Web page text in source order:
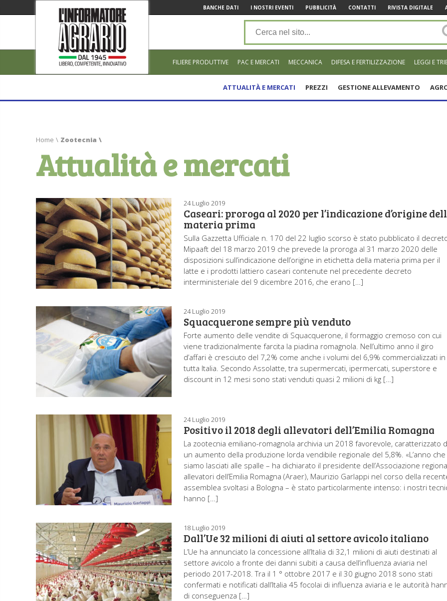
BANCHE DATI I NOSTRI EVENTI PUBBLICITÀ CONTATTI RIVISTA DIGITALE
FILIERE PRODUTTIVE PAC E MERCATI MECCANICA DIFESA E FERTILIZZAZIONE LEGGI E
ATTUALITÀ E MERCATI PREZZI GESTIONE ALLEVAMENTO
Home \ Zootecnia \
Attualità e mercati
24 Luglio 2019
Caseari: proroga al 2020 per l’indicazione d’origine
materia prima
Sulla Gazzetta Ufficiale n. 170 del 22 luglio scorso è stato pubblicato il
Mipaaft del 18 marzo 2019 che prevede la proroga al 31 marzo 2020 delle
disposizioni sull’indicazione dell’origine in etichetta della materia prima per il
latte e i prodotti lattiero caseari contenute nel precedente decreto
interministeriale del 9 dicembre 2016, che erano […]
24 Luglio 2019
Squacquerone sempre più venduto
Forte aumento delle vendite di Squacquerone, il formaggio cremoso con cui
viene tradizionalmente farcita la piadina romagnola. Nell’ultimo anno il giro
d’affari è cresciuto del 7,2% come anche i volumi del 6,9% commercializzati in
tutta Italia. Secondo Assolatte, tra supermercati, ipermercati, superstore e
discount in 12 mesi sono stati venduti quasi 2 milioni di kg […]
24 Luglio 2019
Positivo il 2018 degli allevatori dell’Emilia Romagna
La zootecnia emiliano-romagnola archivia un 2018 favorevole, caratterizzato
un aumento della produzione lorda vendibile regionale del 5,8%. «L’anno che
siamo lasciati alle spalle – ha dichiarato il presidente dell’Associazione
allevatori dell’Emilia Romagna (Araer), Maurizio Garlappi nel corso della
assemblea svoltasi a Bologna – è stato particolarmente intenso: i nostri
hanno […]
18 Luglio 2019
Dall’Ue 32 milioni di aiuti al settore avicolo italiano
L’Ue ha annunciato la concessione all’Italia di 32,1 milioni di aiuti destinati al
settore avicolo a fronte dei danni subiti a causa dell’influenza aviaria nel
periodo 2017-2018. Tra il 1 ° ottobre 2017 e il 30 giugno 2018 sono stati
confermati e notificati dall’Italia 45 focolai di influenza aviaria e le autorità
di conseguenza […]